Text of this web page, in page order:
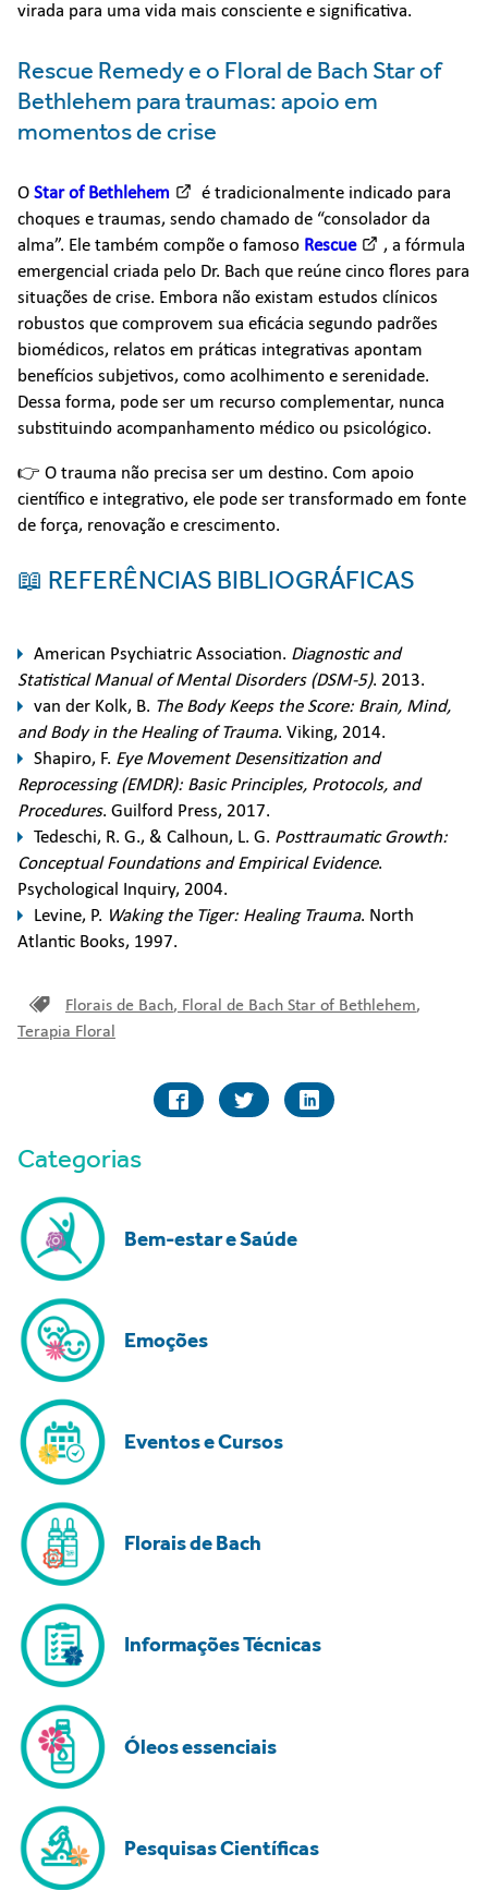
virada para uma vida mais consciente e significativa.
Rescue Remedy e o Floral de Bach Star of
Bethlehem para traumas: apoio em
momentos de crise
O Star of Bethlehem
é tradicionalmente indicado para
choques e traumas, sendo chamado de “consolador da
alma”. Ele também compõe o famoso Rescue
, a fórmula
emergencial criada pelo Dr. Bach que reúne cinco flores para
situações de crise. Embora não existam estudos clínicos
robustos que comprovem sua eficácia segundo padrões
biomédicos, relatos em práticas integrativas apontam
benefícios subjetivos, como acolhimento e serenidade.
Dessa forma, pode ser um recurso complementar, nunca
substituindo acompanhamento médico ou psicológico.
👉 O trauma não precisa ser um destino. Com apoio
científico e integrativo, ele pode ser transformado em fonte
de força, renovação e crescimento.
📖 REFERÊNCIAS BIBLIOGRÁFICAS
American Psychiatric Association. Diagnostic and
Statistical Manual of Mental Disorders (DSM-5). 2013.
van der Kolk, B. The Body Keeps the Score: Brain, Mind,
and Body in the Healing of Trauma. Viking, 2014.
Shapiro, F. Eye Movement Desensitization and
Reprocessing (EMDR): Basic Principles, Protocols, and
Procedures. Guilford Press, 2017.
Tedeschi, R. G., & Calhoun, L. G. Posttraumatic Growth:
Conceptual Foundations and Empirical Evidence.
Psychological Inquiry, 2004.
Levine, P. Waking the Tiger: Healing Trauma. North
Atlantic Books, 1997.
Florais de Bach, Floral de Bach Star of Bethlehem,
Terapia Floral
Categorias
Bem-estar e Saúde
Emoções
Eventos e Cursos
Florais de Bach
Informações Técnicas
Óleos essenciais
Pesquisas Científicas